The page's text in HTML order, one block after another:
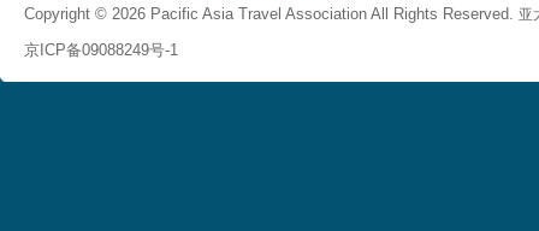
Copyright © 2026 Pacific Asia Travel Association All Rights Reserved. 亚
京ICP备09088249号-1